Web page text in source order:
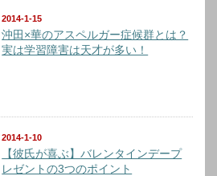
2014-1-15
沖田×華のアスペルガー症候群とは？
実は学習障害は天才が多い！
2014-1-10
【彼氏が喜ぶ】バレンタインデープ
レゼントの3つのポイント